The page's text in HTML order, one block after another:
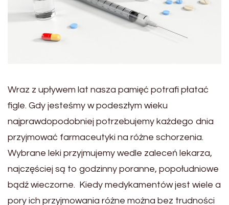
Wraz z upływem lat nasza pamięć potrafi płatać
figle. Gdy jesteśmy w podeszłym wieku
najprawdopodobniej potrzebujemy każdego dnia
przyjmować farmaceutyki na różne schorzenia.
Wybrane leki przyjmujemy wedle zaleceń lekarza,
najczęściej są to godzinny poranne, popołudniowe
bądź wieczorne. Kiedy medykamentów jest wiele a
pory ich przyjmowania różne można bez trudności